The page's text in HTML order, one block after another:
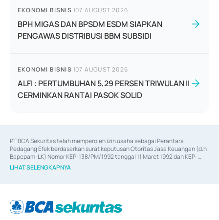
EKONOMI BISNIS |07 AUGUST 2026
BPH MIGAS DAN BPSDM ESDM SIAPKAN
PENGAWAS DISTRIBUSI BBM SUBSIDI
EKONOMI BISNIS |07 AUGUST 2026
ALFI : PERTUMBUHAN 5,29 PERSEN TRIWULAN II
CERMINKAN RANTAI PASOK SOLID
PT BCA Sekuritas telah memperoleh izin usaha sebagai Perantara
Pedagang Efek berdasarkan surat keputusan Otoritas Jasa Keuangan (d.h
Bapepam-LK) Nomor KEP-138/PM/1992 tanggal 11 Maret 1992 dan KEP-
06/D.04/2014 tanggal 28 Februari 2014, izin usaha sebagai Penjamin Emisi
Efek berdasarkan surat keputusan Otoritas Jasa Keuangan Nomor KEP-
berdasarkan surat keputusan Otoritas Jasa Keuangan Nomor S-
67/PM.21/2017 tanggal 3 Februari 2017, dan beberapa izin usaha lainnya
LIHAT SELENGKAPNYA